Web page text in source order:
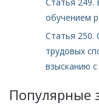
обучением
Статья 250.
трудовых
взысканию
Популярные